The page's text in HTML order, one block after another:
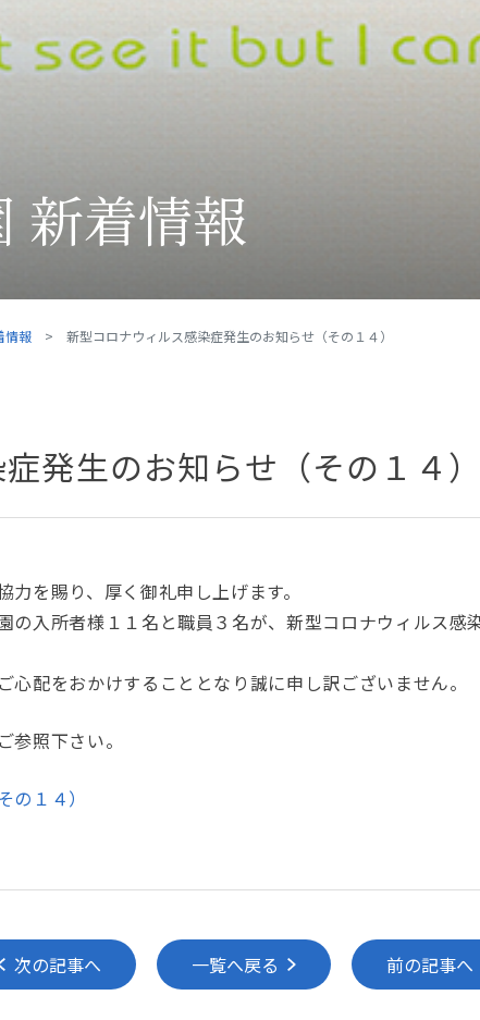
新着情報
情報 新型コロナウィルス感染症発生のお知らせ（その１４）
発生のお知らせ（その１４）
を賜り、厚く御礼申し上げます。
の入所者様１１名と職員３名が、新型コロナウィルス感
配をおかけすることとなり誠に申し訳ございません。
照下さい。
１４）
次の記事へ 一覧へ戻る 前の記事へ